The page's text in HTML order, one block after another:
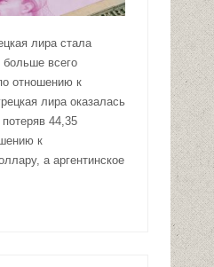
лира стала
больше всего
отношению к
лира оказалась
44,35
к
а аргентинское